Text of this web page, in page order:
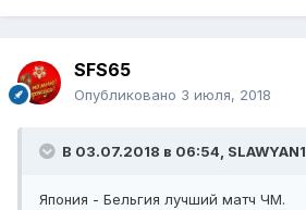
SFS65
Опубликовано 3 июля, 2018
В 03.07.2018 в 06:54, SLAWYAN1
Япония - Бельгия лучший матч ЧМ.